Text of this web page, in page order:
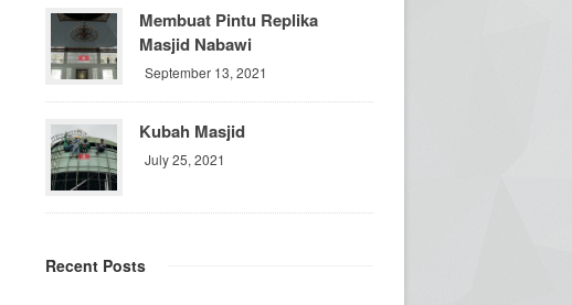
Membuat Pintu Replika
Masjid Nabawi
September 13, 2021
Kubah Masjid
July 25, 2021
Recent Posts